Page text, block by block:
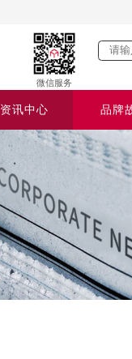
微信服务
资讯中心 品牌